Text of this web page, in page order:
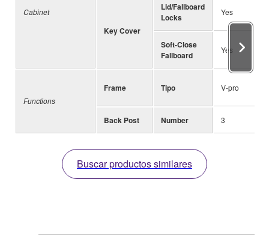
Cabinet
Key Cover
Lid/Fallboard
Locks
Yes
Soft-Close
Fallboard
Yes
Functions
Frame Tipo V-pro
Back Post Number 3
Buscar productos similares